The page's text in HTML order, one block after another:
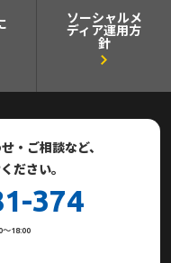
ソーシャルメ
ディア運用方
針
・ご相談など、
ださい。
374
～18:00